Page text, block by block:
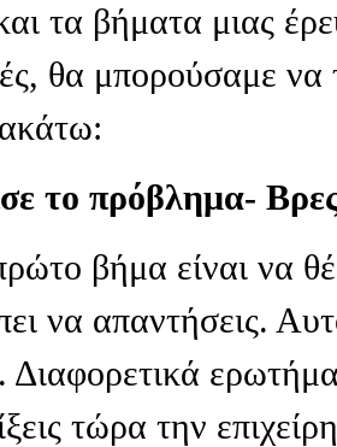
τα βήματα μιας
θα μπορούσαμε να
το πρόβλημα-
βήμα είναι να
να απαντήσεις.
Διαφορετικά
τώρα την